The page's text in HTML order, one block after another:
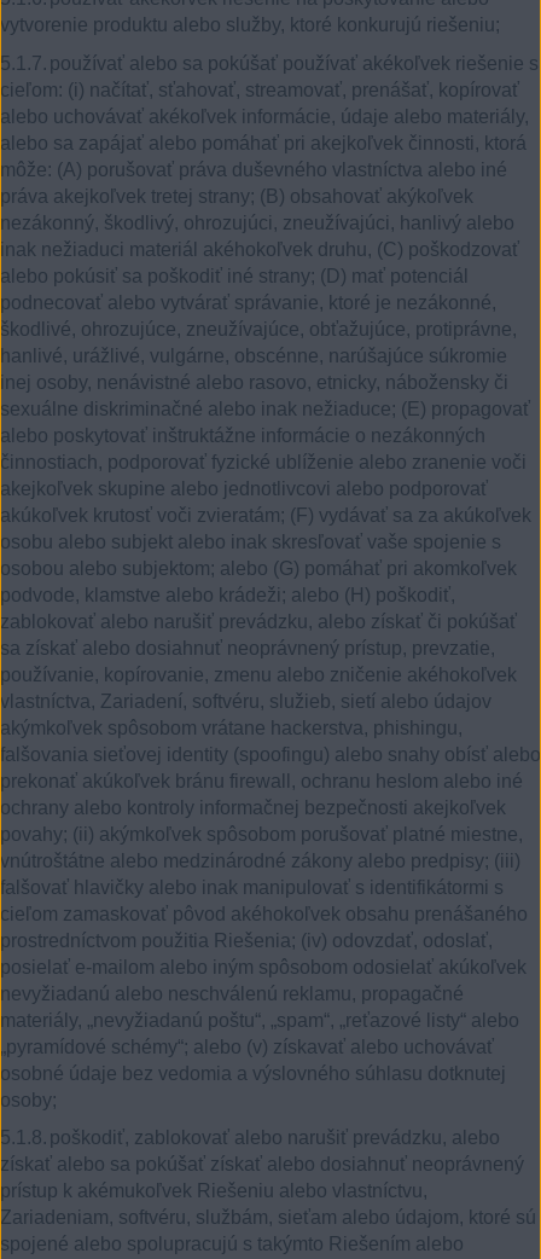
vytvorenie produktu alebo služby, ktoré konkurujú riešeniu;
5.1.7. používať alebo sa pokúšať používať akékoľvek riešenie s
cieľom: (i) načítať, sťahovať, streamovať, prenášať, kopírovať
alebo uchovávať akékoľvek informácie, údaje alebo materiály,
alebo sa zapájať alebo pomáhať pri akejkoľvek činnosti, ktorá
môže: (A) porušovať práva duševného vlastníctva alebo iné
práva akejkoľvek tretej strany; (B) obsahovať akýkoľvek
nezákonný, škodlivý, ohrozujúci, zneužívajúci, hanlivý alebo
inak nežiaduci materiál akéhokoľvek druhu, (C) poškodzovať
alebo pokúsiť sa poškodiť iné strany; (D) mať potenciál
podnecovať alebo vytvárať správanie, ktoré je nezákonné,
škodlivé, ohrozujúce, zneužívajúce, obťažujúce, protiprávne,
hanlivé, urážlivé, vulgárne, obscénne, narúšajúce súkromie
inej osoby, nenávistné alebo rasovo, etnicky, nábožensky či
sexuálne diskriminačné alebo inak nežiaduce; (E) propagovať
alebo poskytovať inštruktážne informácie o nezákonných
činnostiach, podporovať fyzické ublíženie alebo zranenie voči
akejkoľvek skupine alebo jednotlivcovi alebo podporovať
akúkoľvek krutosť voči zvieratám; (F) vydávať sa za akúkoľvek
osobu alebo subjekt alebo inak skresľovať vaše spojenie s
osobou alebo subjektom; alebo (G) pomáhať pri akomkoľvek
podvode, klamstve alebo krádeži; alebo (H) poškodiť,
zablokovať alebo narušiť prevádzku, alebo získať či pokúšať
sa získať alebo dosiahnuť neoprávnený prístup, prevzatie,
používanie, kopírovanie, zmenu alebo zničenie akéhokoľvek
vlastníctva, Zariadení, softvéru, služieb, sietí alebo údajov
akýmkoľvek spôsobom vrátane hackerstva, phishingu,
falšovania sieťovej identity (spoofingu) alebo snahy obísť alebo
prekonať akúkoľvek bránu firewall, ochranu heslom alebo iné
ochrany alebo kontroly informačnej bezpečnosti akejkoľvek
povahy; (ii) akýmkoľvek spôsobom porušovať platné miestne,
vnútroštátne alebo medzinárodné zákony alebo predpisy; (iii)
falšovať hlavičky alebo inak manipulovať s identifikátormi s
cieľom zamaskovať pôvod akéhokoľvek obsahu prenášaného
prostredníctvom použitia Riešenia; (iv) odovzdať, odoslať,
posielať e-mailom alebo iným spôsobom odosielať akúkoľvek
nevyžiadanú alebo neschválenú reklamu, propagačné
materiály, „nevyžiadanú poštu“, „spam“, „reťazové listy“ alebo
„pyramídové schémy“; alebo (v) získavať alebo uchovávať
osobné údaje bez vedomia a výslovného súhlasu dotknutej
osoby;
5.1.8. poškodiť, zablokovať alebo narušiť prevádzku, alebo
získať alebo sa pokúšať získať alebo dosiahnuť neoprávnený
prístup k akémukoľvek Riešeniu alebo vlastníctvu,
Zariadeniam, softvéru, službám, sieťam alebo údajom, ktoré sú
spojené alebo spolupracujú s takýmto Riešením alebo